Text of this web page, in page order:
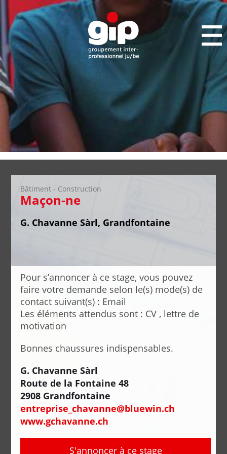
Bâtiment - Construction
Maçon-ne
G. Chavanne Sàrl, Grandfontaine
Pour s’annoncer à ce stage, vous pouvez
faire votre demande selon le(s) mode(s) de
contact suivant(s) : Email
Les éléments attendus sont : CV , lettre de
motivation
Bonnes chaussures indispensables.
G. Chavanne Sàrl
Route de la Fontaine 48
2908 Grandfontaine
entreprise_chavanne@bluewin.ch
www.gchavanne.ch
S'annoncer à ce stage